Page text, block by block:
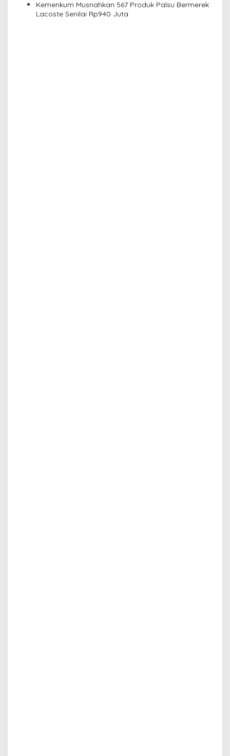
Kekayaan Intelektual
Kemenkum Musnahkan 567 Produk Palsu Bermerek
Lacoste Senilai Rp940 Juta